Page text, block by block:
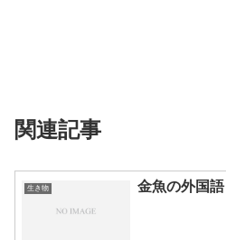
関連記事
生き物 金魚の外国